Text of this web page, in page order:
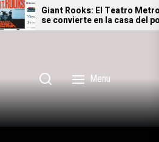
Giant Rooks: El Teatro
se convierte en la casa del pop
alternativo alemán
Menu